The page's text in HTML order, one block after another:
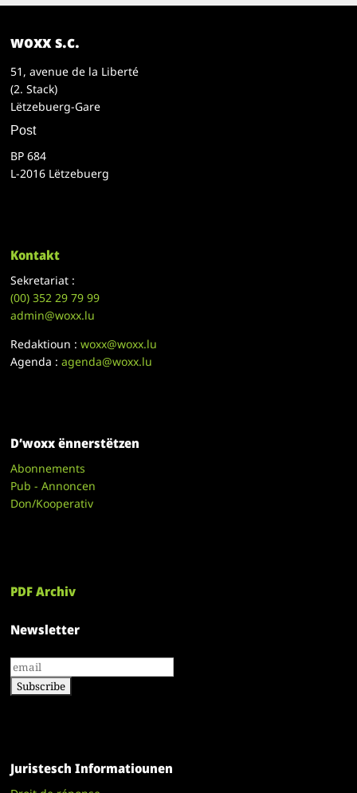
woxx s.c.
51, avenue de la Liberté
(2. Stack)
Lëtzebuerg-Gare
Post
BP 684
L-2016 Lëtzebuerg
Kontakt
Sekretariat :
(00)352 29 79 99
admin@woxx.lu
Redaktioun :woxx@woxx.lu
Agenda :agenda@woxx.lu
D’woxx ënnerstëtzen
Abonnements
Pub - Annoncen
Don/Kooperativ
PDF Archiv
Newsletter
Juristesch Informatiounen